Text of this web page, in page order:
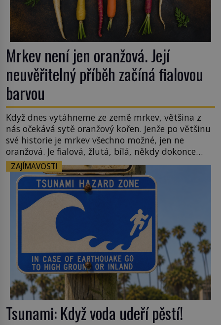
Mrkev není jen oranžová. Její
neuvěřitelný příběh začíná fialovou
barvou
Když dnes vytáhneme ze země mrkev, většina z
nás očekává sytě oranžový kořen. Jenže po většinu
své historie je mrkev všechno možné, jen ne
oranžová. Je fialová, žlutá, bílá, někdy dokonce
téměř černá. Až díky stovkám let pečlivého
šlechtění se z ní stává zelenina, bez které si českou
zahradu ani nedokážeme představit. Její příběh je
ZAJÍMAVOSTI
Tsunami: Když voda udeří pěstí!